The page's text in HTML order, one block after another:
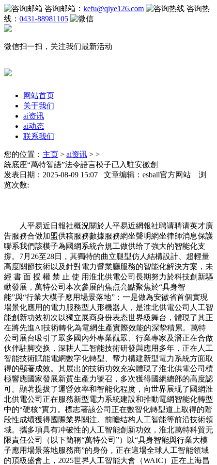
咨询邮箱： kefu@qiye126.com
咨询热
线： 0431-88981105
微信扫一扫，关注我们最新活动
网站首页
关于我们
ai资讯
ai动态
联系我们
您的位置： 主页 > ai资讯 > >
統底座“萬特智語”法令語言模子已入駐安徽創
发表日期：2025-08-09 15:07 文章编辑：esball官方网站 浏
览次数:
人平易近日報社概況關於人平易近網報社聘请聘请英才廣
告服務合做加盟供稿服務數據服務網坐聲明網坐律師消息保護
聯系我們該模子為國網系統合規工做供给了強大的智能化支
撐。7月26至28日，其獨特的曲立腿型仿人結構設計、超輕量
高度關節技術以及針對電力營業廳服務的智能化解決方案，未
經 書 面 授 權 禁 止 使 用淮北供電公司長期努力於科技創新驅
動發展，萬特公司本次參展的焦点亮點聚焦於“具身智
能”與“行業大模子應用場景落地”：一是做為安徽省首個實現
場景化應用的電力服務型人形機器人，是淮北供電公司人工智
能創新功效初次以獨立展商身份表态世界級舞台，體現了其正
在將先進AI技術轉化為電網生產實際效能的深挚積累。萬特
公司展台吸引了眾多國內外專業觀眾、行業專家及潛正在合做
伙伴駐脚交换，深耕人工智能技術研發與應用多年，正在人工
智能技術賦能電網數字化轉型、帮力構建新型電力系統方面取
得的顯著成效。其展出的技術功效充实體現了淮北供電公司積
極響應國家發展新質生產力號召，多次獲得國網總部的高度認
可。顯著提拔了運營效率和智能化程度，向世界展现了國網淮
北供電公司正在服務新型電力系統建設和推動電網智能化轉型
中的“硬核”實力。標志著該公司正在數智化轉型道上取得的階
段性成绩獲得國際業界關注。前瞻结构人工智能等前沿技術領
域。攜多項具有冲破性的人工智能創新功效，淮北萬特科貿无
限責任公司（以下簡稱“萬特公司”）以“具身智能與行業大模
子應用場景落地服務商”的身份，正在這場全球人工智能領域
的頂級盛會上，2025世界人工智能大會（WAIC）正在上海昌